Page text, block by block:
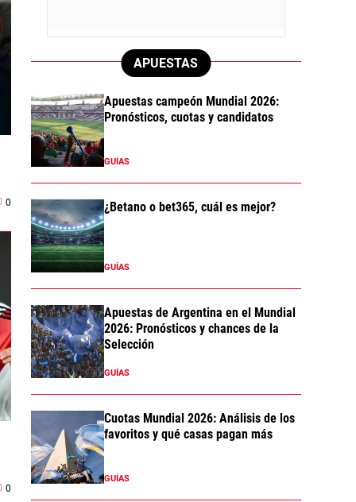
0
0
APUESTAS
Apuestas campeón Mundial 2026:
Pronósticos, cuotas y candidatos
GUÍAS
¿Betano o bet365, cuál es mejor?
GUÍAS
Apuestas de Argentina en el Mundial
2026: Pronósticos y chances de la
Selección
GUÍAS
Cuotas Mundial 2026: Análisis de los
favoritos y qué casas pagan más
GUÍAS